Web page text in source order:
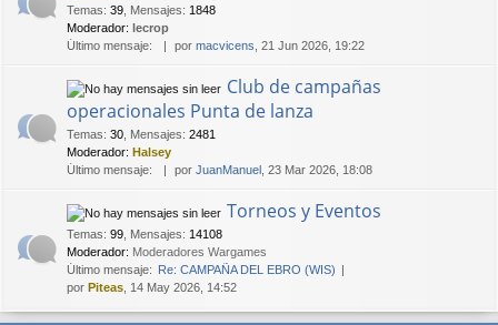
Temas: 39 Mensajes: 1848
Moderador: lecrop
Último mensaje:
por macvicens , 21 Jun 2026, 19:22
Club de campañas
operacionales Punta de lanza
Temas: 30 Mensajes: 2481
Moderador: Halsey
Último mensaje:
por JuanManuel , 23 Mar 2026, 18:08
Torneos y Eventos
Temas: 99 Mensajes: 14108
Moderador: Moderadores Wargames
Último mensaje: Re: CAMPAÑA DEL EBRO (WIS)
por Piteas , 14 May 2026, 14:52